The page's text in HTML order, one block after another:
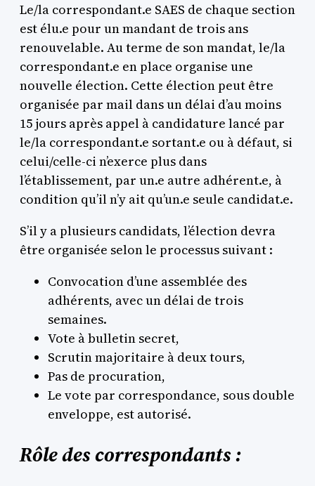
Le/la correspondant.e SAES de chaque section
est élu.e pour un mandant de trois ans
renouvelable. Au terme de son mandat, le/la
correspondant.e en place organise une
nouvelle élection. Cette élection peut être
organisée par mail dans un délai d’au moins
15 jours après appel à candidature lancé par
le/la correspondant.e sortant.e ou à défaut, si
celui/celle-ci n’exerce plus dans
l’établissement, par un.e autre adhérent.e, à
condition qu’il n’y ait qu’un.e seule candidat.e.
S’il y a plusieurs candidats, l’élection devra
être organisée selon le processus suivant :
Convocation d’une assemblée des
adhérents, avec un délai de trois
semaines.
Vote à bulletin secret,
Scrutin majoritaire à deux tours,
Pas de procuration,
Le vote par correspondance, sous double
enveloppe, est autorisé.
Rôle des correspondants :